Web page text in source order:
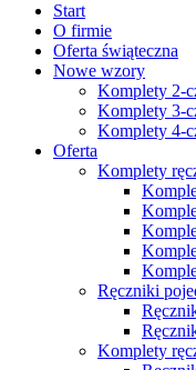
Start
O firmie
Oferta świąteczna
Nowe wzory
Komplety 2-
Komplety 3-
Komplety 4-
Oferta
Komplety
Ręczniki
Komplety